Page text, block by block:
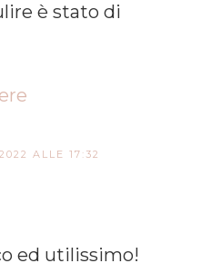
è stato di
ALLE 17:32
ed utilissimo!